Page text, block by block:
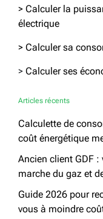
> Calculer la
électrique
> Calculer sa
> Calculer ses
Articles récents
Calculette de
coût énergétique
Ancien client GDF :
marche du gaz et
Guide 2026 pour
vous à moindre